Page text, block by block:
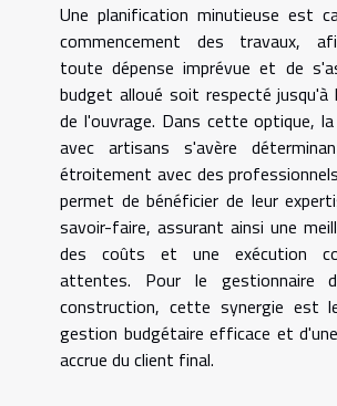
Une planification minutieuse est
commencement des travaux,
toute dépense imprévue et de
budget alloué soit respecté jusqu'à
de l'ouvrage. Dans cette optique,
avec artisans s'avère
étroitement avec des
permet de bénéficier de leur
savoir-faire, assurant ainsi une
des coûts et une exécution
attentes. Pour le gestionnaire
construction, cette synergie est
gestion budgétaire efficace et
accrue du client final.